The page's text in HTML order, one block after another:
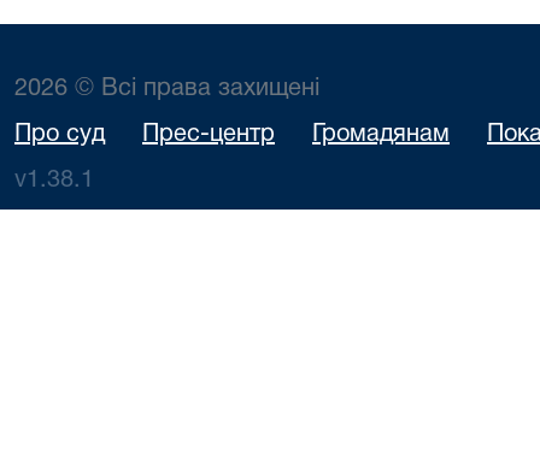
2026 © Всі права захищені
Про суд Прес-центр Громадянам
v1.38.1